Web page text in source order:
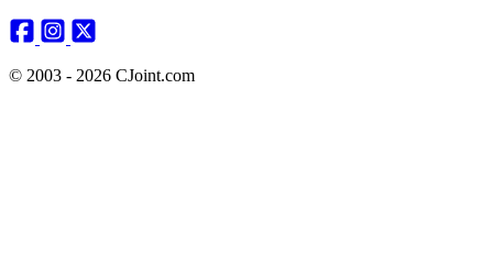
© 2003 - 2026 CJoint.com